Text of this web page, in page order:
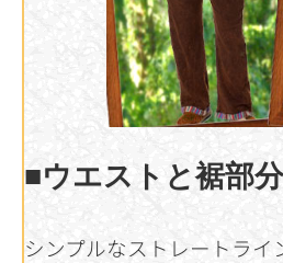
■ウエストと裾部
シンプルなストレートラ